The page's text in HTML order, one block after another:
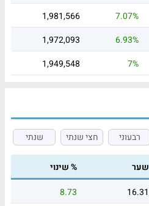
7.07%
1,981,566
6.93%
1,972,093
7%
1,949,548
רבעוני חצי שנתי שנתי
שער
% שינוי
16.31
8.73